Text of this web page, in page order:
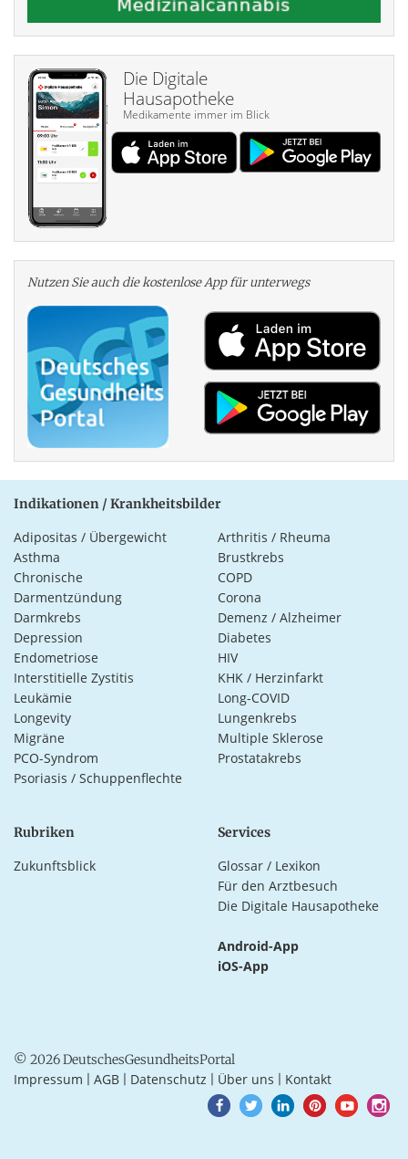
Die Digitale
Hausapotheke
Medikamente immer im Blick
Nutzen Sie auch die kosten­lose App für unterwegs
Indikationen / Krankheitsbilder
Adipositas / Übergewicht
Arthritis / Rheuma
Asthma
Brustkrebs
Chronische
Darmentzündung
COPD
Corona
Darmkrebs
Demenz / Alzheimer
Depression
Diabetes
Endometriose
HIV
Interstitielle Zystitis
KHK / Herzinfarkt
Leukämie
Long-COVID
Longevity
Lungenkrebs
Migräne
Multiple Sklerose
PCO-Syndrom
Prostatakrebs
Psoriasis / Schuppenflechte
Rubriken
Zukunftsblick
Services
Glossar / Lexikon
Für den Arztbesuch
Die Digitale Hausapotheke
Android-App
iOS-App
© 2026 DeutschesGesundheitsPortal
Impressum AGB Datenschutz Über uns Kontakt